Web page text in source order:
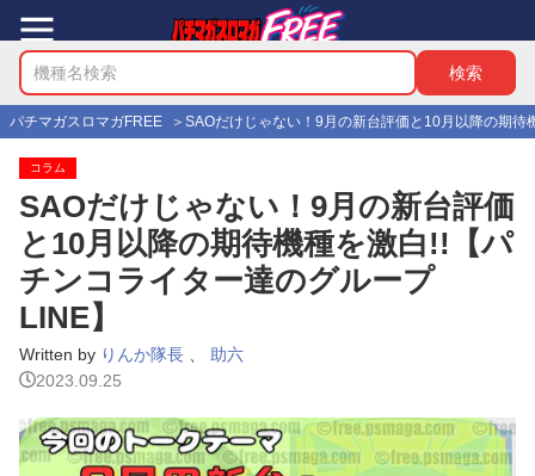
パチマガスロマガFREE SAOだけじゃない！9月の新台評価と10月以降の期
コラム
SAOだけじゃない！9月の新台評価
と10月以降の期待機種を激白!!【パ
チンコライター達のグループ
LINE】
Written by りんか隊長
助六
2023.09.25